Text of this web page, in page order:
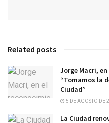
Related posts
Jorge Macri,
“Tomamos la
Ciudad”
5 DE AGOSTO DE
La Ciudad